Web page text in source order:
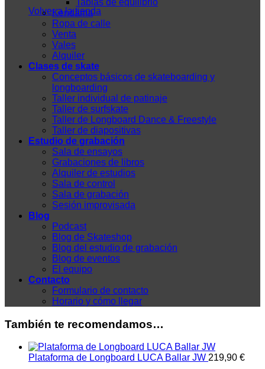
Volver a la tienda
Tablas de equilibrio
Kendama
Ropa de calle
Venta
Vales
Alquiler
Clases de skate
Conceptos básicos de skateboarding y
longboarding
Taller individual de patinaje
Taller de surfskate
Taller de Longboard Dance & Freestyle
Taller de diapositivas
Estudio de grabación
Sala de ensayos
Grabaciones de libros
Alquiler de estudios
Sala de control
Sala de grabación
Sesión improvisada
Blog
Podcast
Blog de Skateshop
Blog del estudio de grabación
Blog de eventos
El equipo
Contacto
Formulario de contacto
Horario y cómo llegar
También te recomendamos…
Plataforma de Longboard LUCA Ballar JW 219,90 €